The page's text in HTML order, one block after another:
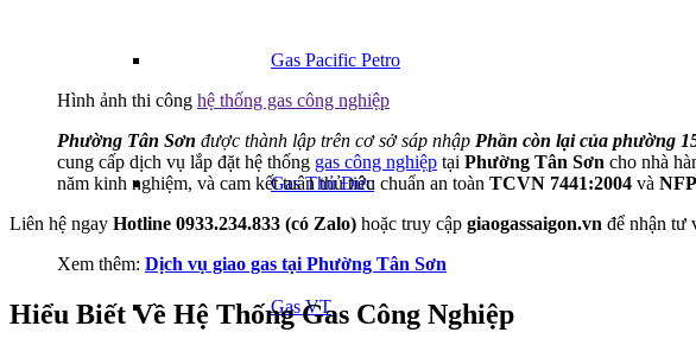
Gas Pacific Petro
Gas Thủ Đức
Gas VT
Hình ảnh thi công hệ thống gas công nghiệp
Phường Tân Sơn được thành lập trên cơ sở sáp nhập Phần còn lại của phường
cung cấp dịch vụ lắp đặt hệ thống gas công nghiệp tại Phường Tân Sơn cho nhà
năm kinh nghiệm, và cam kết tuân thủ tiêu chuẩn an toàn TCVN 7441:2004 và
Liên hệ ngay Hotline 0933.234.833 (có Zalo) hoặc truy cập giaogassaigon.vn để nhận tư
Xem thêm: Dịch vụ giao gas tại Phường Tân Sơn
Hiểu Biết Về Hệ Thống Gas Công Nghiệp